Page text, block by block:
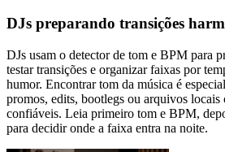
DJs preparando transições
DJs usam o detector de tom e BPM para
testar transições e organizar faixas por
humor. Encontrar tom da música é
promos, edits, bootlegs ou arquivos locais
confiáveis. Leia primeiro tom e BPM,
para decidir onde a faixa entra na noite.